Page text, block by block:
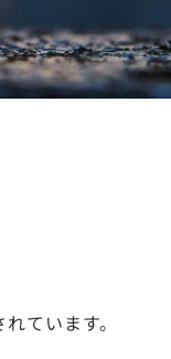
ています。